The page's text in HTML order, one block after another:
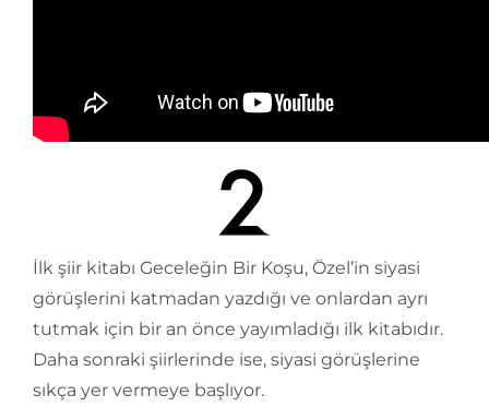
İlk şiir kitabı Geceleğin Bir Koşu, Özel’in siyasi
görüşlerini katmadan yazdığı ve onlardan ayrı
tutmak için bir an önce yayımladığı ilk kitabıdır.
Daha sonraki şiirlerinde ise, siyasi görüşlerine
sıkça yer vermeye başlıyor.